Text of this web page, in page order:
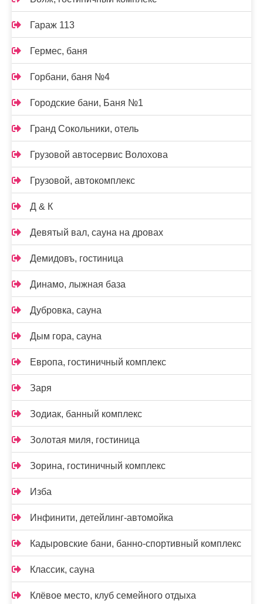
Гараж 113
Гермес, баня
Горбани, баня №4
Городские бани, Баня №1
Гранд Сокольники, отель
Грузовой автосервис Волохова
Грузовой, автокомплекс
Д & К
Девятый вал, сауна на дровах
Демидовъ, гостиница
Динамо, лыжная база
Дубровка, сауна
Дым гора, сауна
Европа, гостиничный комплекс
Заря
Зодиак, банный комплекс
Золотая миля, гостиница
Зорина, гостиничный комплекс
Изба
Инфинити, детейлинг-автомойка
Кадыровские бани, банно-спортивный комплекс
Классик, сауна
Клёвое место, клуб семейного отдыха